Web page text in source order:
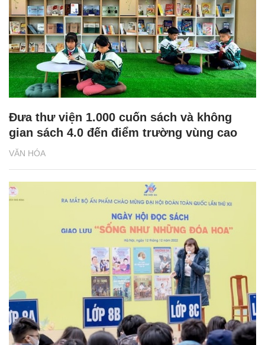
VĂN HÓA
Đưa thư viện 1.000 cuốn sách và không
gian sách 4.0 đến điểm trường vùng cao